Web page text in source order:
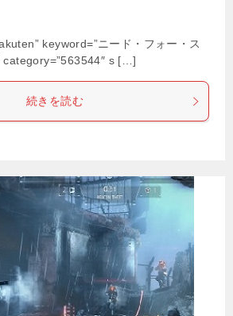
keyword=”ニード・フォー・ス
category=”563544″ s […]
続きを読む